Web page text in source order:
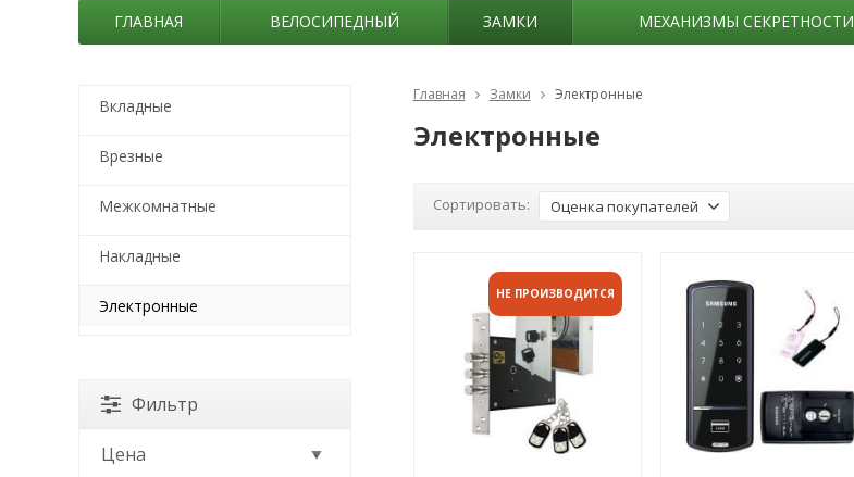
ГЛАВНАЯ ВЕЛОСИПЕДНЫЙ ЗАМКИ МЕХАНИЗМЫ СЕКРЕТНОСТИ
Главная Замки Электронные
Электронные
Сортировать: Оценка покупателей
НЕ ПРОИЗВОДИТСЯ
Вкладные
Врезные
Межкомнатные
Накладные
Электронные
Фильтр
Цена